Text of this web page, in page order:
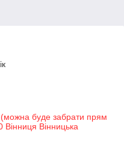
(можна буде забрати прям
Вінниця Вінницька